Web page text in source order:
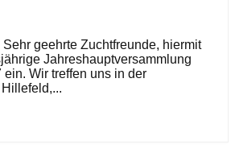
Sehr geehrte Zuchtfreunde, hiermit
Jahreshauptversammlung
ein. Wir treffen uns in der